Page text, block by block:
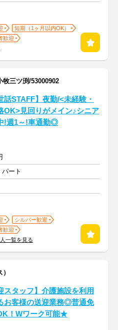
短期（1ヶ月以内OK）
歓迎
牧三ツ渕/53000902
話STAFF】夜勤/<未経験・
OK>見回りがメイン♪シニア
!週1～!車通勤◎
ート
シルバー歓迎
歓迎
一覧を見る
スタッフ】介護施設を利用
お客様の送迎業務◎普通免
！Wワーク可能★